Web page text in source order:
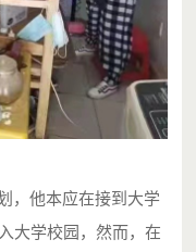
，他本应在接到大学
大学校园，然而，在